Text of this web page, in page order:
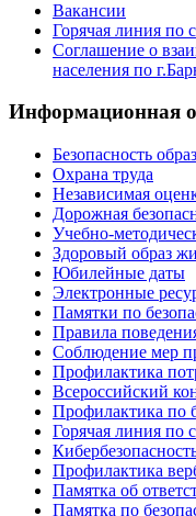
Вакансии
Горячая линия по
Соглашение о
населения по
Информационная
Безопасность
Охрана труда
Независимая
Дорожная
Учебно-
Здоровый образ
Юбилейные даты
Электронные
Памятки по
Правила
Соблюдение мер
Профилактика
Всероссийский
Профилактика по
Горячая линия по
Профилактика
Памятка об
Памятка по